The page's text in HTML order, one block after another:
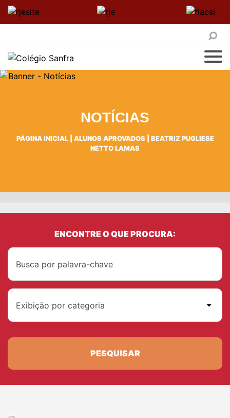
NOTÍCIAS
PÁGINA INICIAL| ALUNOS APROVADOS
BEATRIZ PUGLIESE
NETTO LAMAS
ENCONTRE O QUE PROCURA:
Exibição por categoria
PESQUISAR